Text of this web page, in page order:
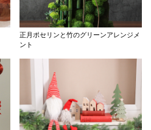
正月ポセリンと竹のグリーンアレンジメ
ント